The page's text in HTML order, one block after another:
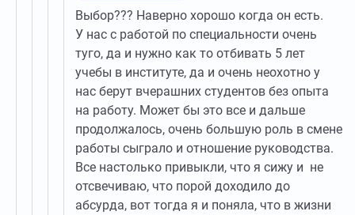
Выбор??? Наверно хорошо когда он есть.
У нас с работой по специальности очень
туго, да и нужно как то отбивать 5 лет
учебы в институте, да и очень неохотно у
нас берут вчерашних студентов без опыта
на работу. Может бы это все и дальше
продолжалось, очень большую роль в смене
работы сыграло и отношение руководства.
Все настолько привыкли, что я сижу и не
отсвечиваю, что порой доходило до
абсурда, вот тогда я и поняла, что в жизни